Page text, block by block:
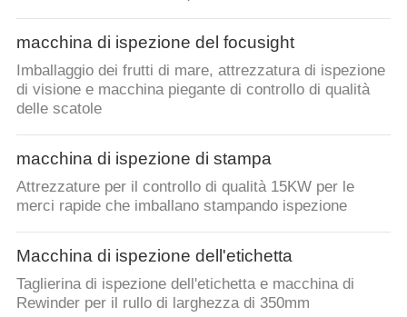
macchina di ispezione del focusight
Imballaggio dei frutti di mare, attrezzatura di ispezione
di visione e macchina piegante di controllo di qualità
delle scatole
macchina di ispezione di stampa
Attrezzature per il controllo di qualità 15KW per le
merci rapide che imballano stampando ispezione
Macchina di ispezione dell'etichetta
Taglierina di ispezione dell'etichetta e macchina di
Rewinder per il rullo di larghezza di 350mm